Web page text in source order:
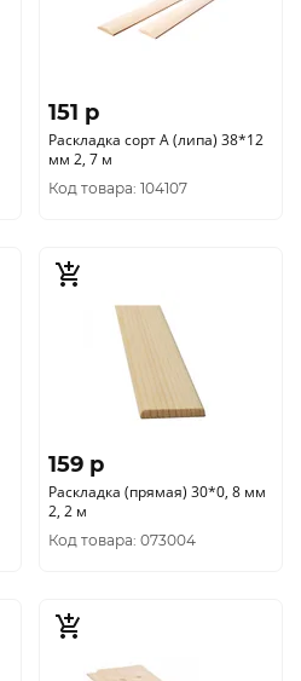
151 p
Раскладка сорт А (липа) 38*12
мм 2, 7 м
Код товара: 104107
159 p
Раскладка (прямая) 30*0, 8 мм
2, 2 м
Код товара: 073004